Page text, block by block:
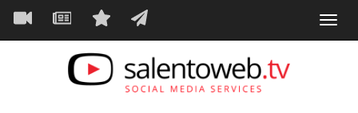
Salta
contenuto
Navigazione
principale